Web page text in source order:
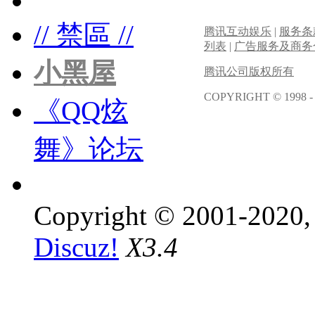
腾讯互动娱乐 | 服务
列表 | 广告服务及商
腾讯公司版权所有
COPYRIGHT © 1998
// 禁區 //
小黑屋
《QQ炫
舞》论坛
Copyright © 2001-2020,
Discuz! X3.4